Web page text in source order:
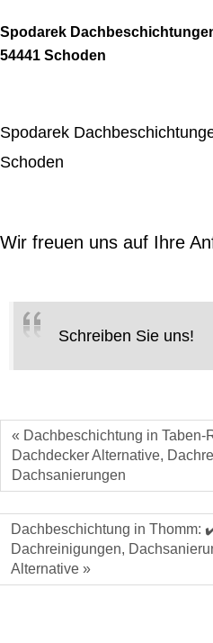
Spodarek
54441 Schoden
Spodarek
Schoden
Wir freuen uns auf Ihre
Schreiben Sie uns!
« Dachbeschichtung in Taben-
Dachdecker Alternative,
Dachsanierungen
Dachbeschichtung in Thomm:
Dachreinigungen,
Alternative »